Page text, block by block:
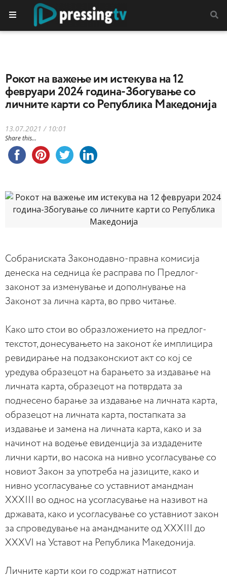
Рокот на важење им истекува на 12
февруари 2024 година-Збогување со
личните карти со Република Македонија
13.07.2021 / 10:01
Share this...
Собраниската Законодавно-правна комисија
денеска на седница ќе расправа по Предлог-
законот за изменување и дополнување на
Законот за лична карта, во прво читање.
Како што стои во образложението на предлог-
текстот, донесувањето на законот ќе имплицира
ревидирање на подзаконскиот акт со кој се
уредува образецот на барањето за издавање на
личната карта, образецот на потврдата за
поднесено барање за издавање на личната карта,
образецот на личната карта, постапката за
издавање и замена на личната карта, како и за
начинот на водење евиденција за издадените
лични карти, во насока на нивно усогласување со
новиот Закон за употреба на јазиците, како и
нивно усогласување со уставниот амандман
ХХХIII во однос на усогласување на називот на
државата, како и усогласување со уставниот закон
за спроведување на амандманите од ХХХIII до
XXXVI на Уставот на Република Македонија.
Личните карти кои го содржат натписот